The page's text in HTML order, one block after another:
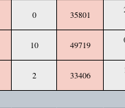
0 35801
10 49719
2 33406